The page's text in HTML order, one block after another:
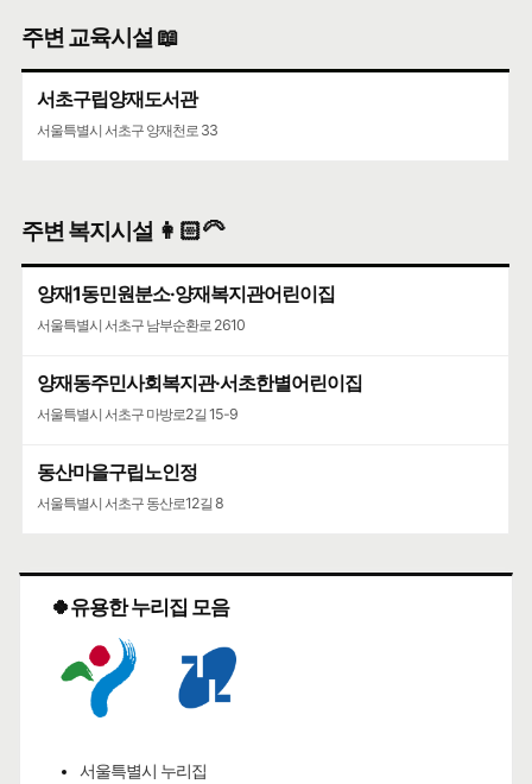
주변 교육시설 📖
서초구립양재도서관
서울특별시 서초구 양재천로 33
주변 복지시설 👩🏻‍🦳
양재1동민원분소·양재복지관어린이집
서울특별시 서초구 남부순환로 2610
양재동주민사회복지관·서초한별어린이집
서울특별시 서초구 마방로2길 15-9
동산마을구립노인정
서울특별시 서초구 동산로12길 8
🍀유용한 누리집 모음
서울특별시 누리집